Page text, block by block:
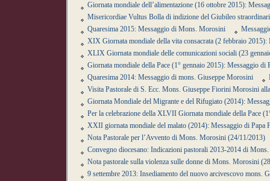
Giornata mondiale dell’alimentazione (16 ottobre 2015):
Misericordiae Vultus Bolla di indizione del Giubileo
Quaresima 2015: Messaggio di Mons. Morosini
XIX Giornata mondiale della vita consacrata (2 febbraio 2015):
XLIX Giornata mondiale delle comunicazioni sociali (23
Giornata mondiale della Pace (1° gennaio 2015): Messaggio di
Quaresima 2014: Messaggio di mons. Giuseppe Morosini
Visita Pastorale di S. Ecc. Mons. Giuseppe Fiorini Morosini
Giornata Mondiale del Migrante e del Rifugiato (2014):
Per la celebrazione della XLVII Giornata mondiale della Pace
XXII giornata mondiale del malato (2014): Messaggio di Papa
Nota Pastorale per l’Avvento di Mons. Morosini (24/11/2013)
Convegno diocesano: Indicazioni pastorali 2013-2014 di
Nota pastorale sulla violenza sulle donne di Mons. Morosini
9 settembre 2013: Insediamento del nuovo arcivescovo mons.